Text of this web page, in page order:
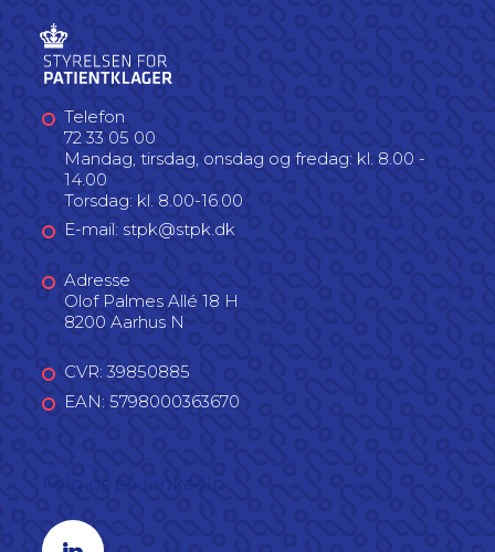
Telefon
72 33 05 00
Mandag, tirsdag, onsdag og fredag: kl. 8.00 -
14.00
Torsdag: kl. 8.00-16.00
E-mail: stpk@stpk.dk
Adresse
Olof Palmes Allé 18 H
8200 Aarhus N
CVR: 39850885
EAN: 5798000363670
Linkedin profil